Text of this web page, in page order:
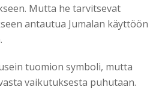
Mutta he tarvitsevat
antautua Jumalan käyttöön
tuomion symboli, mutta
vaikutuksesta puhutaan.